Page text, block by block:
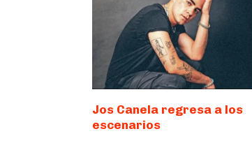
Jos Canela regresa a los
escenarios